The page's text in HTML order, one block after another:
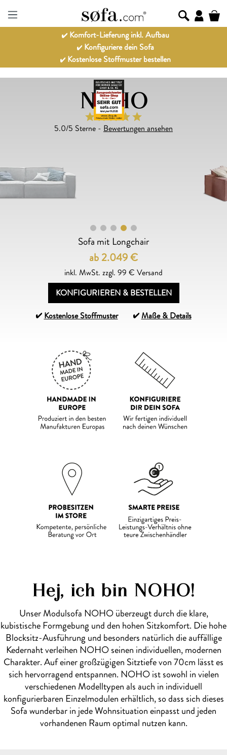
Komfort-Lieferung inkl. Aufbau
Konfiguriere dein Sofa
Kostenlose Stoffmuster bestellen
NOHO
5.0/5 Sterne - Bewertungen ansehen
Sofa mit Longchair
ab 2.049€
inkl. MwSt. zzgl. 99 € Versand
KONFIGURIEREN & BESTELLEN
Kostenlose Stoffmuster
Maße & Details
Hej, ich bin NOHO!
Unser Modulsofa NOHO überzeugt durch die klare,
kubistische Formgebung und den hohen Sitzkomfort. Die hohe
Blocksitz-Ausführung und besonders natürlich die auffällige
Kedernaht verleihen NOHO seinen individuellen, modernen
Charakter. Auf einer großzügigen Sitztiefe von 70cm lässt es
sich hervorragend entspannen. NOHO ist sowohl in vielen
verschiedenen Modelltypen als auch in individuell
konfigurierbaren Einzelmodulen erhältlich, so dass sich dieses
Sofa wunderbar in jede Wohnsituation einpasst und jeden
vorhandenen Raum optimal nutzen kann.